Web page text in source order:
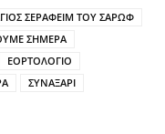
ΣΕΡΑΦΕΙΜ ΤΟΥ ΣΑΡΩΦ
ΣΗΜΕΡΑ
ΕΟΡΤΟΛΟΓΙΟ
ΣΥΝΑΞΑΡΙ